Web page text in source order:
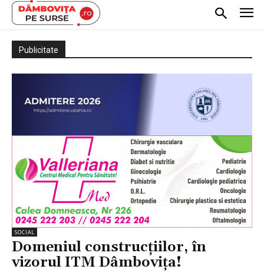
Publicitate
SOCIAL
Domeniul construcțiilor, în
vizorul ITM Dâmbovița!